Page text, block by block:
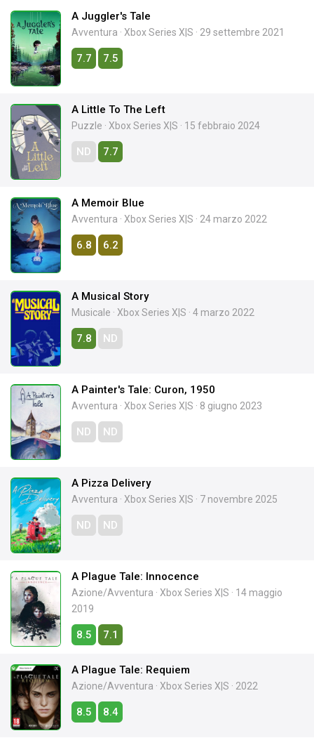
A Juggler's Tale
Avventura · Xbox Series X|S · 29 settembre 2021
7.7 7.5
A Little To The Left
Puzzle · Xbox Series X|S · 15 febbraio 2024
ND 7.7
A Memoir Blue
Avventura · Xbox Series X|S · 24 marzo 2022
6.8 6.2
A Musical Story
Musicale · Xbox Series X|S · 4 marzo 2022
7.8 ND
A Painter's Tale: Curon, 1950
Avventura · Xbox Series X|S · 8 giugno 2023
ND ND
A Pizza Delivery
Avventura · Xbox Series X|S · 7 novembre 2025
ND ND
A Plague Tale: Innocence
Azione/Avventura · Xbox Series X|S · 14 maggio
2019
8.5 7.1
A Plague Tale: Requiem
Azione/Avventura · Xbox Series X|S · 2022
8.5 8.4